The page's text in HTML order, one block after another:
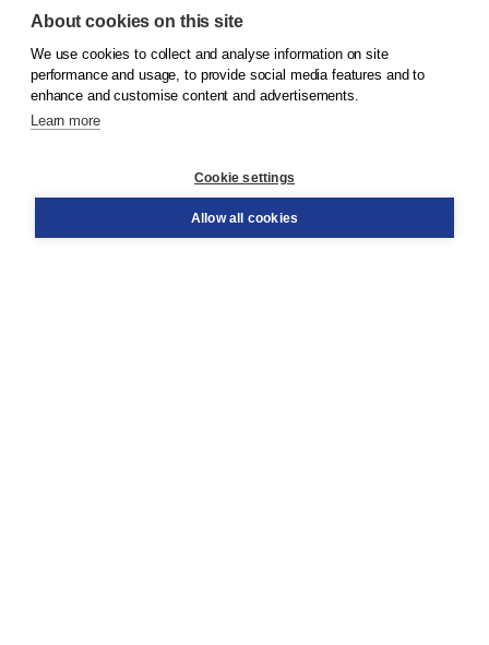
© 2026Koninklijke Boom uitgevers
Order
About cookies on this site
We use cookies to collect and analyse information on site
performance and usage, to provide social media features and to
enhance and customise content and advertisements.
Learn more
Cookie settings
Allow all cookies